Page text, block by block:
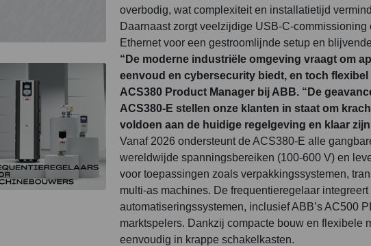
overbodig, wat complexiteit en installatietijd
Daarnaast zorgt veelzijdige USB-C-commissioning
Ethernet voor een gestroomlijnde setup en
“De moderne industriële omgeving vraagt om
eenvoud en cybersecurity biedt, en toch
ACS380 Product Manager bij ABB. “De
ACS380-E stellen onze klanten in staat om
voldoen aan de huidige regelgeving en klaar
Vanaf 2026 ondersteunt de ACS380-E alle
wereldwijde spanningsbereiken (100-600 V) en
voor toepassingen zoals verpakkingssystemen,
multi-as machines. De frequentieregelaar
automatiseringssystemen, inclusief ABB’s AC500
marktspelers. Dankzij compacte bouw en flexibele
eenvoudig in krappe schakelkasten.